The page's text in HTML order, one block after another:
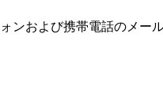
ンおよび携帯電話のメー